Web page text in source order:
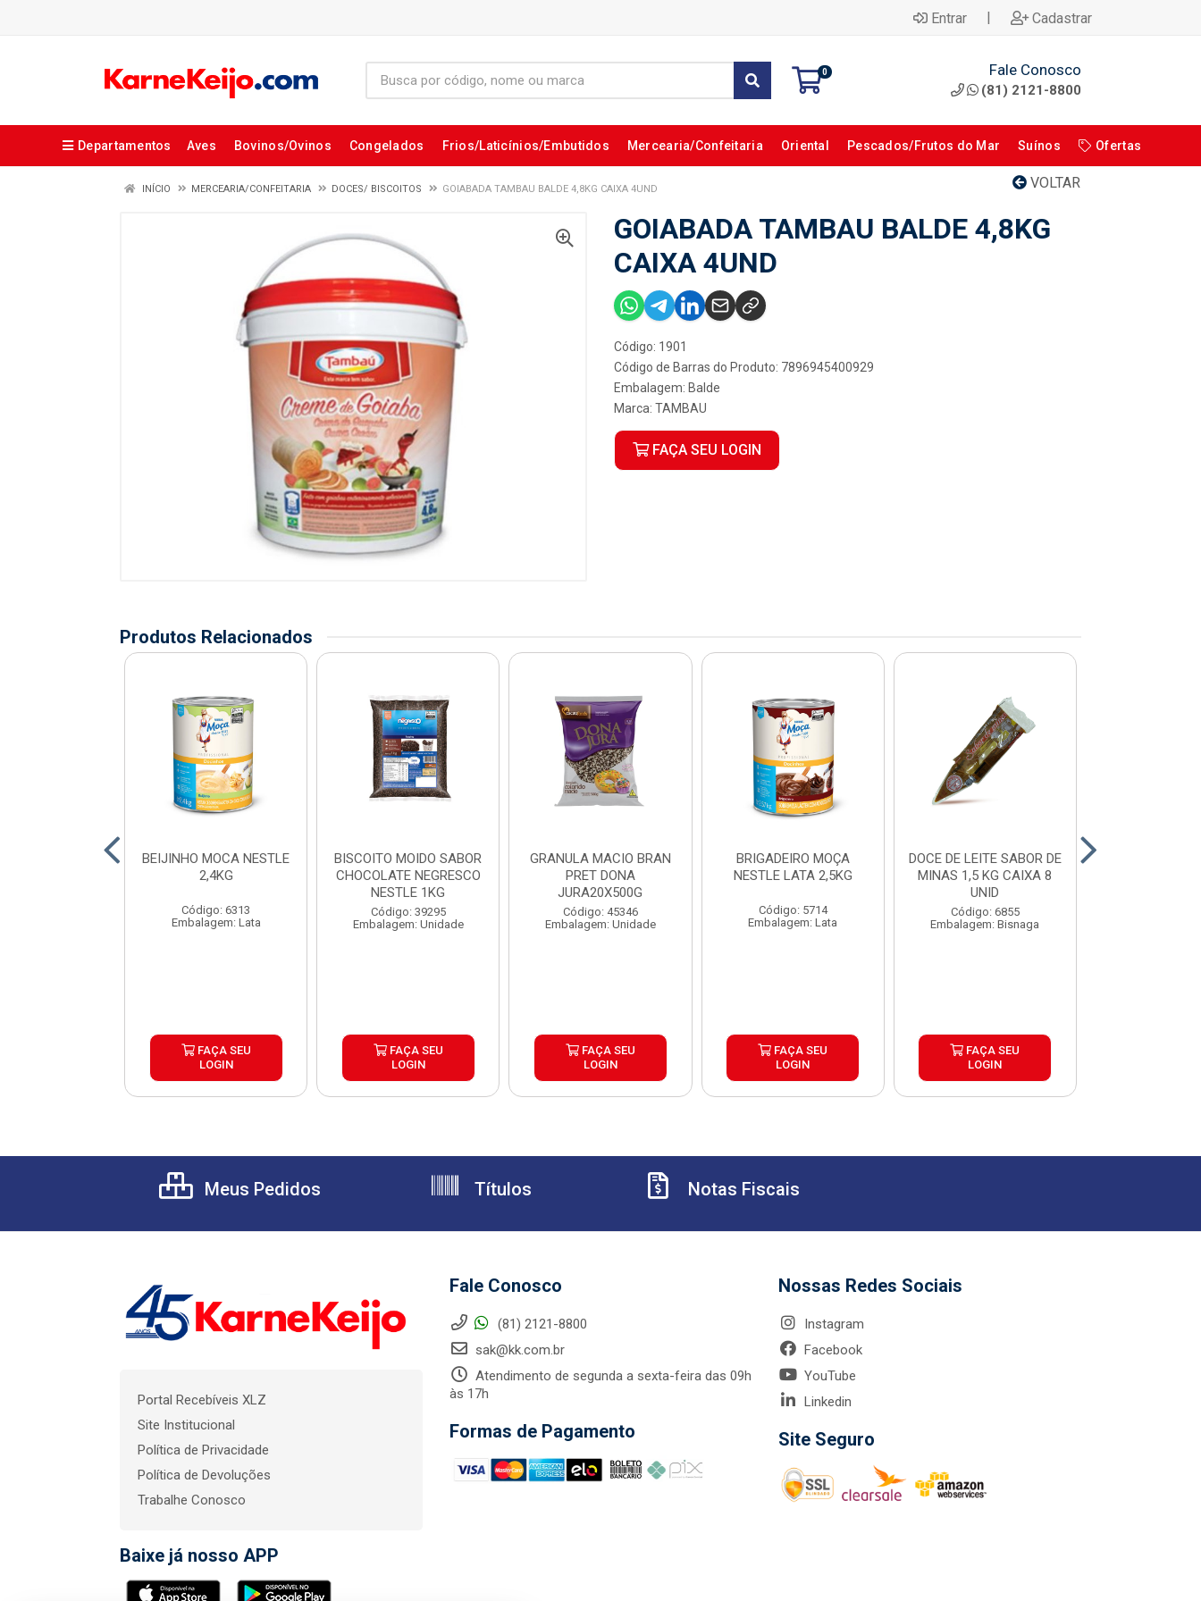
Entrar | Cadastrar
0 Fale Conosco
(81) 2121-8800
Departamentos Aves Bovinos/Ovinos Congelados Frios/Laticínios/Embutidos Mercearia/Confeitaria Oriental Pescados/Frutos do Mar Suínos Ofertas
VOLTAR
INÍCIO MERCEARIA/CONFEITARIA DOCES/ BISCOITOS GOIABADA TAMBAU BALDE 4,8KG CAIXA 4UND
GOIABADA TAMBAU BALDE 4,8KG
CAIXA 4UND
Código: 1901
Código de Barras do Produto: 7896945400929
Embalagem: Balde
Marca: TAMBAU
FAÇA SEU LOGIN
Produtos Relacionados
BEIJINHO MOCA NESTLE
2,4KG
Código: 6313
Embalagem: Lata
FAÇA SEU
LOGIN
BISCOITO MOIDO SABOR
CHOCOLATE NEGRESCO
NESTLE 1KG
Código: 39295
Embalagem: Unidade
FAÇA SEU
LOGIN
GRANULA MACIO BRAN
PRET DONA
JURA20X500G
Código: 45346
Embalagem: Unidade
FAÇA SEU
LOGIN
BRIGADEIRO MOÇA
NESTLE LATA 2,5KG
Código: 5714
Embalagem: Lata
FAÇA SEU
LOGIN
DOCE DE LEITE SABOR DE
MINAS 1,5 KG CAIXA 8
UNID
Código: 6855
Embalagem: Bisnaga
FAÇA SEU
LOGIN
Meus Pedidos Títulos Notas Fiscais
Portal Recebíveis XLZ
Site Institucional
Política de Privacidade
Política de Devoluções
Trabalhe Conosco
Baixe já nosso APP
Fale Conosco
(81) 2121-8800
sak@kk.com.br
Atendimento de segunda a sexta-feira das 09h
às 17h
Formas de Pagamento
Nossas Redes Sociais
Instagram
Facebook
YouTube
Linkedin
Site Seguro